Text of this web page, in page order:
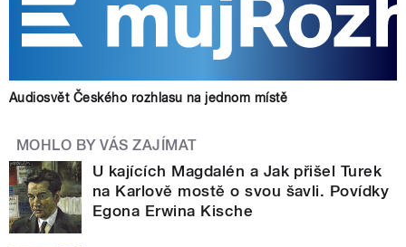
Audiosvět Českého rozhlasu na jednom místě
MOHLO BY VÁS ZAJÍMAT
U kajících Magdalén a Jak přišel Turek
na Karlově mostě o svou šavli. Povídky
Egona Erwina Kische